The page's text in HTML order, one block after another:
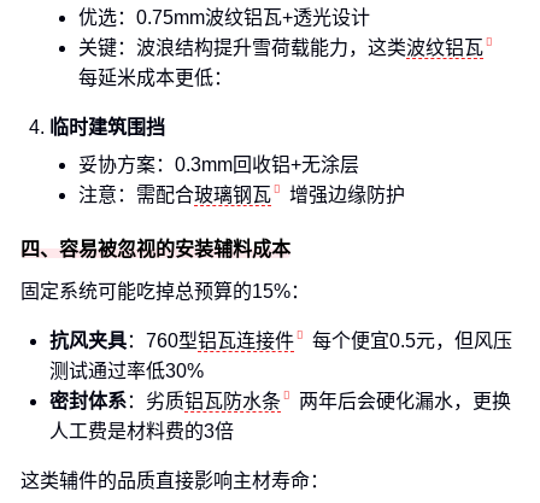
优选：0.75mm波纹铝瓦+透光设计
关键：波浪结构提升雪荷载能力，这类波纹铝瓦
每延米成本更低：
临时建筑围挡
妥协方案：0.3mm回收铝+无涂层
注意：需配合玻璃钢瓦 增强边缘防护
四、容易被忽视的安装辅料成本
固定系统可能吃掉总预算的15%：
抗风夹具：760型铝瓦连接件
每个便宜0.5元，但风压
测试通过率低30%
密封体系：劣质铝瓦防水条
两年后会硬化漏水，更换
人工费是材料费的3倍
这类辅件的品质直接影响主材寿命：